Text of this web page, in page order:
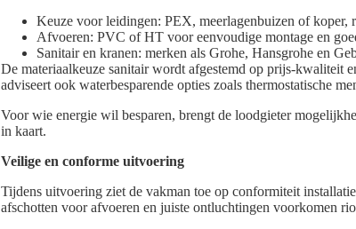
Keuze voor leidingen: PEX, meerlagenbuizen of koper,
Afvoeren: PVC of HT voor eenvoudige montage en
Sanitair en kranen: merken als Grohe, Hansgrohe en
De materiaalkeuze sanitair wordt afgestemd op prijs-kwaliteit
adviseert ook waterbesparende opties zoals thermostatische
Voor wie energie wil besparen, brengt de loodgieter
in kaart.
Veilige en conforme uitvoering
Tijdens uitvoering ziet de vakman toe op conformiteit
afschotten voor afvoeren en juiste ontluchtingen voorkomen